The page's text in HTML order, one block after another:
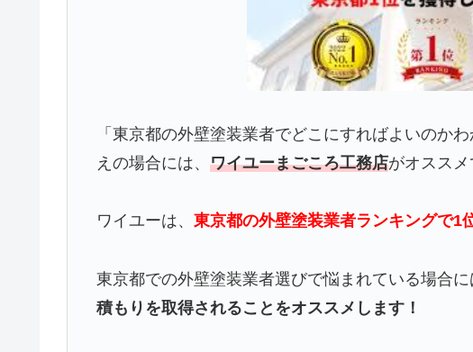
「東京都の外壁塗装業者でどこにすればよいのか
えの場合には、ワイユーまごころ工務店がオススメ
ワイユーは、東京都の外壁塗装業者ランキングで1
東京都での外壁塗装業者選びで悩まれている場合に
積もりを取得されることをオススメします！